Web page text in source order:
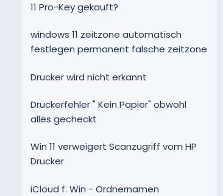
11 Pro-Key gekauft?
windows 11 zeitzone automatisch
festlegen permanent falsche zeitzone
Drucker wird nicht erkannt
Druckerfehler " Kein Papier" obwohl
alles gecheckt
Win 11 verweigert Scanzugriff vom HP
Drucker
iCloud f. Win - Ordnernamen